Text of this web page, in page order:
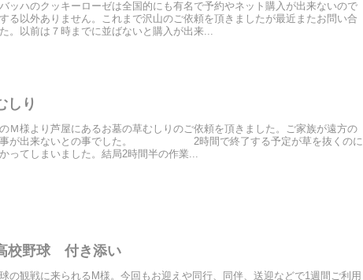
ッハのクッキーローゼは全国的にも有名で予約やネット購入が出来ないので
る以外ありません。これまで沢山のご依頼を頂きましたが最近またお問い合
。以前は７時までに並ばないと購入が出来...
しり
Ｍ様より芦屋にあるお墓の草むしりのご依頼を頂きました。ご家族が遠方の
事が出来ないとの事でした。 2時間で終了する予定が草を抜くのに
ってしまいました。結局2時間半の作業...
野球 付き添い
の観戦に来られるM様。今回もお迎えや同行、同伴、送迎などで1週間ご利用